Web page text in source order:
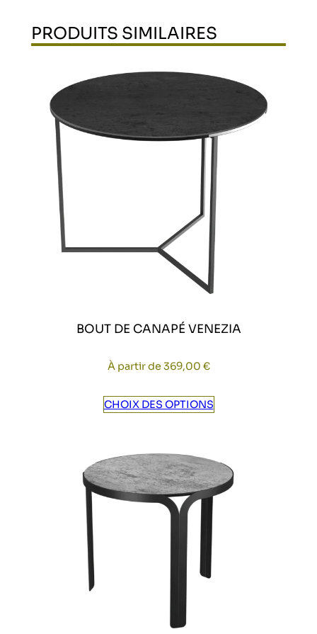
PRODUITS SIMILAIRES
BOUT DE CANAPÉ VENEZIA
À partir de369,00 €
CHOIX DES OPTIONS